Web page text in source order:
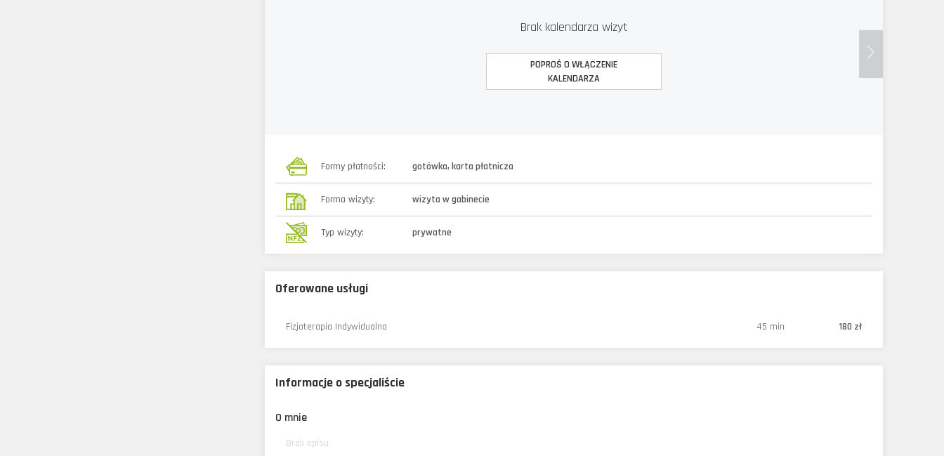
Brak kalendarza wizyt
POPROŚ O WŁĄCZENIE
KALENDARZA
Formy płatności: gotówka, karta płatnicza
Forma wizyty: wizyta w gabinecie
Typ wizyty: prywatne
Oferowane usługi
Fizjoterapia Indywidualna 45 min 180 zł
Informacje o specjaliście
O mnie
Brak opisu